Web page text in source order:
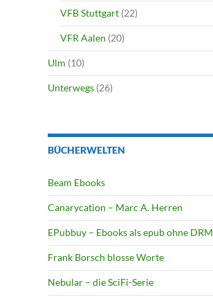
VFB Stuttgart (22)
VFR Aalen (20)
Ulm (10)
Unterwegs (26)
BÜCHERWELTEN
Beam Ebooks
Canarycation – Marc A. Herren
EPubbuy – Ebooks als epub ohne DRM
Frank Borsch blosse Worte
Nebular – die SciFi-Serie